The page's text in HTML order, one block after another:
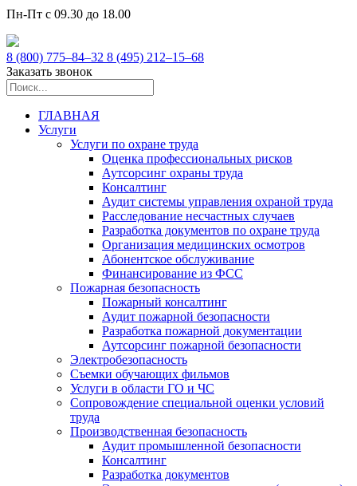
Пн-Пт с 09.30 до 18.00
8 (800) 775–84–32 8 (495) 212–15–68
Заказать звонок
ГЛАВНАЯ
Услуги
Услуги по охране труда
Оценка профессиональных рисков
Аутсорсинг охраны труда
Консалтинг
Аудит системы управления охраной труда
Расследование несчастных случаев
Разработка документов по охране труда
Организация медицинских осмотров
Абонентское обслуживание
Финансирование из ФСС
Пожарная безопасность
Пожарный консалтинг
Аудит пожарной безопасности
Разработка пожарной документации
Аутсорсинг пожарной безопасности
Электробезопасность
Съемки обучающих фильмов
Услуги в области ГО и ЧС
Сопровождение специальной оценки условий
труда
Производственная безопасность
Аудит промышленной безопасности
Консалтинг
Разработка документов